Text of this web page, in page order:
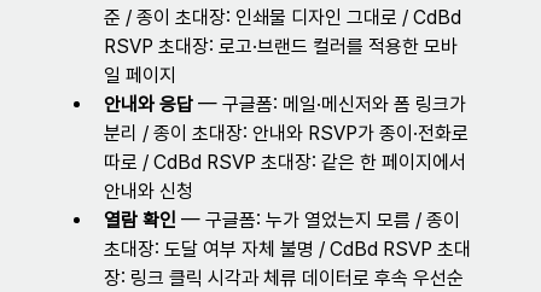
준 / 종이 초대장: 인쇄물 디자인 그대로 / CdBd
RSVP 초대장: 로고·브랜드 컬러를 적용한 모바
일 페이지
안내와 응답 — 구글폼: 메일·메신저와 폼 링크가
분리 / 종이 초대장: 안내와 RSVP가 종이·전화로
따로 / CdBd RSVP 초대장: 같은 한 페이지에서
안내와 신청
열람 확인 — 구글폼: 누가 열었는지 모름 / 종이
초대장: 도달 여부 자체 불명 / CdBd RSVP 초대
장: 링크 클릭 시각과 체류 데이터로 후속 우선순